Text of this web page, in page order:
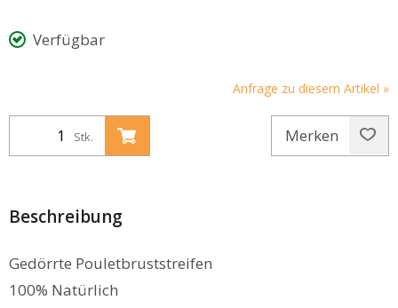
Verfügbar
Anfrage zu diesem Artikel »
Stk. Merken
Beschreibung
Gedörrte Pouletbruststreifen
100% Natürlich